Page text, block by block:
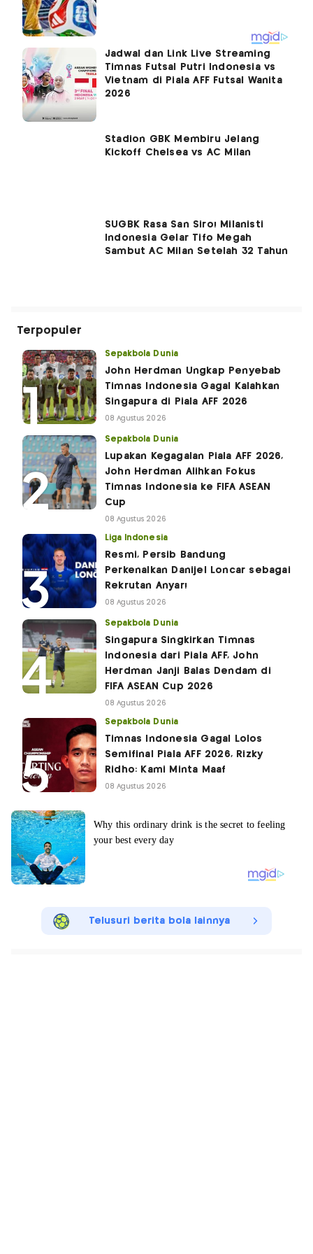
Jadwal dan Link Live Streaming
Timnas Futsal Putri Indonesia vs
Vietnam di Piala AFF Futsal Wanita
2026
Stadion GBK Membiru Jelang
Kickoff Chelsea vs AC Milan
SUGBK Rasa San Siro! Milanisti
Indonesia Gelar Tifo Megah
Sambut AC Milan Setelah 32 Tahun
Terpopuler
Sepakbola Dunia
John Herdman Ungkap Penyebab
Timnas Indonesia Gagal Kalahkan
Singapura di Piala AFF 2026
08 Agustus 2026
Sepakbola Dunia
Lupakan Kegagalan Piala AFF 2026,
John Herdman Alihkan Fokus
Timnas Indonesia ke FIFA ASEAN
Cup
08 Agustus 2026
Liga Indonesia
Resmi, Persib Bandung
Perkenalkan Danijel Loncar sebagai
Rekrutan Anyar!
08 Agustus 2026
Sepakbola Dunia
Singapura Singkirkan Timnas
Indonesia dari Piala AFF, John
Herdman Janji Balas Dendam di
FIFA ASEAN Cup 2026
08 Agustus 2026
Sepakbola Dunia
Timnas Indonesia Gagal Lolos
Semifinal Piala AFF 2026, Rizky
Ridho: Kami Minta Maaf
08 Agustus 2026
Telusuri berita bola lainnya